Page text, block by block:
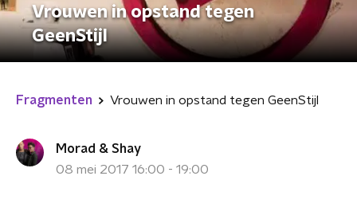
Vrouwen in opstand tegen
GeenStijl
Fragmenten Vrouwen in opstand tegen GeenStijl
Morad & Shay
08 mei 2017 16:00 - 19:00